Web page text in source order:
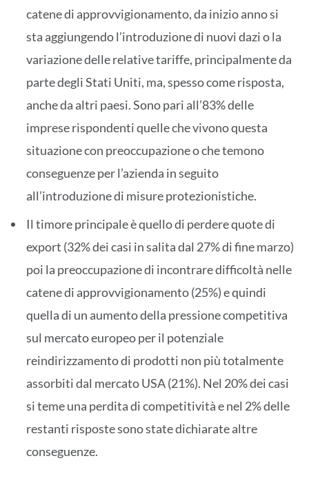
catene di approvvigionamento, da inizio anno si
sta aggiungendo l’introduzione di nuovi dazi o la
variazione delle relative tariffe, principalmente da
parte degli Stati Uniti, ma, spesso come risposta,
anche da altri paesi. Sono pari all’83% delle
imprese rispondenti quelle che vivono questa
situazione con preoccupazione o che temono
conseguenze per l’azienda in seguito
all’introduzione di misure protezionistiche.
Il timore principale è quello di perdere quote di
export (32% dei casi in salita dal 27% di fine marzo)
poi la preoccupazione di incontrare difficoltà nelle
catene di approvvigionamento (25%) e quindi
quella di un aumento della pressione competitiva
sul mercato europeo per il potenziale
reindirizzamento di prodotti non più totalmente
assorbiti dal mercato USA (21%). Nel 20% dei casi
si teme una perdita di competitività e nel 2% delle
restanti risposte sono state dichiarate altre
conseguenze.